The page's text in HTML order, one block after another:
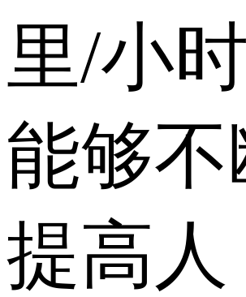
里/小时
能够不
提高人